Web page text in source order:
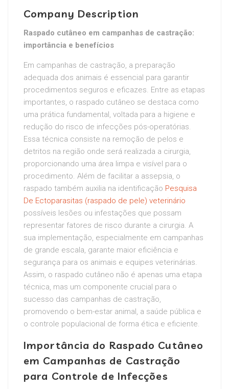
Company Description
Raspado cutâneo em campanhas de castração:
importância e benefícios
Em campanhas de castração, a preparação
adequada dos animais é essencial para garantir
procedimentos seguros e eficazes. Entre as etapas
importantes, o raspado cutâneo se destaca como
uma prática fundamental, voltada para a higiene e
redução do risco de infecções pós-operatórias.
Essa técnica consiste na remoção de pelos e
detritos na região onde será realizada a cirurgia,
proporcionando uma área limpa e visível para o
procedimento. Além de facilitar a assepsia, o
raspado também auxilia na identificação Pesquisa
De Ectoparasitas (raspado de pele) veterinário
possíveis lesões ou infestações que possam
representar fatores de risco durante a cirurgia. A
sua implementação, especialmente em campanhas
de grande escala, garante maior eficiência e
segurança para os animais e equipes veterinárias.
Assim, o raspado cutâneo não é apenas uma etapa
técnica, mas um componente crucial para o
sucesso das campanhas de castração,
promovendo o bem-estar animal, a saúde pública e
o controle populacional de forma ética e eficiente.
Importância do Raspado Cutâneo
em Campanhas de Castração
para Controle de Infecções